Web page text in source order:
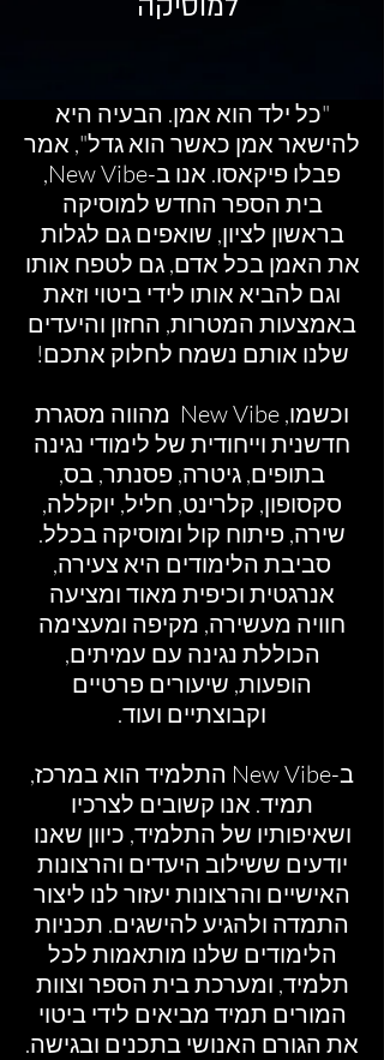
"כל ילד הוא אמן. הבעיה היא
להישאר אמן כאשר הוא גדל", אמר
פבלו פיקאסו. אנו ב-New Vibe,
בית הספר החדש למוסיקה
בראשון לציון, שואפים גם לגלות
את האמן בכל אדם, גם לטפח אותו
וגם להביא אותו לידי ביטוי וזאת
באמצעות המטרות, החזון והיעדים
שלנו אותם נשמח לחלוק אתכם!
וכשמו, New Vibe מהווה מסגרת
חדשנית וייחודית של לימודי נגינה
בתופים, גיטרה, פסנתר, בס,
סקסופון, קלרינט, חליל, יוקללה,
שירה, פיתוח קול ומוסיקה בכלל.
סביבת הלימודים היא צעירה,
אנרגטית וכיפית מאוד ומציעה
חוויה מעשירה, מקיפה ומעצימה
הכוללת נגינה עם עמיתים,
הופעות, שיעורים פרטיים
וקבוצתיים ועוד.
ב-New Vibe התלמיד הוא במרכז,
תמיד. אנו קשובים לצרכיו
ושאיפותיו של התלמיד, כיוון שאנו
יודעים ששילוב היעדים והרצונות
האישיים והרצונות יעזור לנו ליצור
התמדה ולהגיע להישגים. תכניות
הלימודים שלנו מותאמות לכל
תלמיד, ומערכת בית הספר וצוות
המורים תמיד מביאים לידי ביטוי
את הגורם האנושי בתכנים ובגישה.